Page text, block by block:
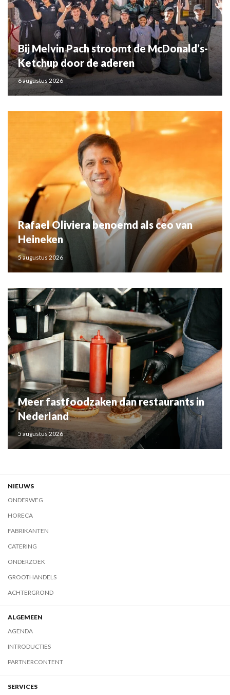
Bij Melvin Pach stroomt de McDonald’s-
Ketchup door de aderen
6 augustus 2026
Rafael Oliviera benoemd als ceo van
Heineken
5 augustus 2026
Meer fastfoodzaken dan restaurants in
Nederland
5 augustus 2026
NIEUWS
ONDERWEG
HORECA
FABRIKANTEN
CATERING
ONDERZOEK
GROOTHANDELS
ACHTERGROND
ALGEMEEN
AGENDA
INTRODUCTIES
PARTNERCONTENT
SERVICES